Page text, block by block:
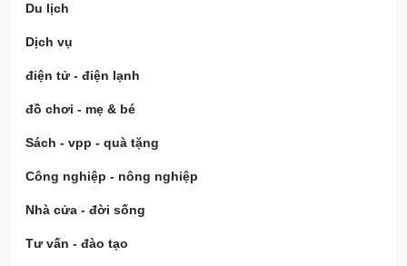
Du lịch
Dịch vụ
điện tử - điện lạnh
đồ chơi - mẹ & bé
Sách - vpp - quà tặng
Công nghiệp - nông nghiệp
Nhà cửa - đời sống
Tư vấn - đào tạo